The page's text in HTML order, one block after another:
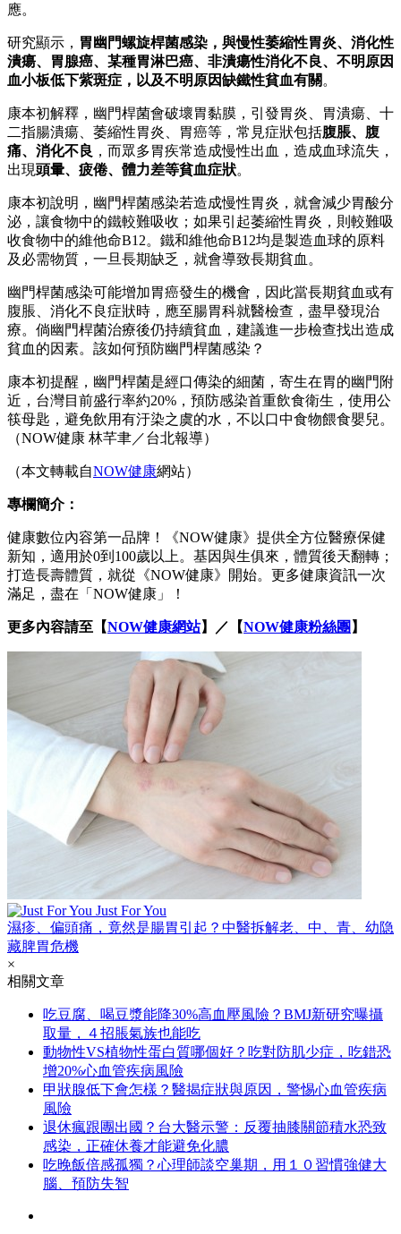
應。
研究顯示， 胃幽門螺旋桿菌感染，與慢性萎縮性胃炎、消化性
潰瘍、胃腺癌、某種胃淋巴癌、非潰瘍性消化不良、不明原因
血小板低下紫斑症，以及不明原因缺鐵性貧血有關 。
康本初解釋，幽門桿菌會破壞胃黏膜，引發胃炎、胃潰瘍、十
二指腸潰瘍、萎縮性胃炎、胃癌等，常見症狀包括腹脹、腹
痛、消化不 良 ，而眾多胃疾常造成慢性出血，造成血球流失，
出現頭暈、疲倦、體力差等貧血症狀。
康本初說明，幽門桿菌感染若造成慢性胃炎，就會減少胃酸分
泌，讓食物中的鐵較難吸收；如果引起萎縮性胃炎，則較難吸
收食物中的維他命B12。鐵和維他命B12均是製造血球的原料
及必需物質，一旦長期缺乏，就會導致長期貧血。
幽門桿菌感染可能增加胃癌發生的機會，因此當長期貧血或有
腹脹、消化不良症狀時，應至腸胃科就醫檢查，盡早發現治
療。倘幽門桿菌治療後仍持續貧血，建議進一步檢查找出造成
貧血的因素。該如何預防幽門桿菌感染？
康本初提醒，幽門桿菌是經口傳染的細菌，寄生在胃的幽門附
近，台灣目前盛行率約20%，預防感染首重飲食衛生，使用公
筷母匙，避免飲用有汙染之虞的水，不以口中食物餵食嬰兒。
（NOW健康 林芊聿／台北報導）
（本文轉載自NOW健康網站）
專欄簡介：
健康數位內容第一品牌！《NOW健康》提供全方位醫療保健
新知，適用於0到100歲以上。基因與生俱來，體質後天翻轉；
打造長壽體質，就從《NOW健康》開始。更多健康資訊一次
滿足，盡在「NOW健康」！
更多內容請至【NOW健康網站】／【NOW健康粉絲團 】
Just For You
濕疹、偏頭痛，竟然是腸胃引起？中醫拆解老、中、青、幼隐
藏脾胃危機
×
相關文章
吃豆腐、喝豆漿能降30%高血壓風險？BMJ新研究曝攝
取量，４招脹氣族也能吃
動物性VS植物性蛋白質哪個好？吃對防肌少症，吃錯恐
增20%心血管疾病風險
甲狀腺低下會怎樣？醫揭症狀與原因，警惕心血管疾病
風險
退休瘋跟團出國？台大醫示警：反覆抽膝關節積水恐致
感染，正確休養才能避免化膿
吃晚飯倍感孤獨？心理師談空巢期，用１０習慣強健大
腦、預防失智